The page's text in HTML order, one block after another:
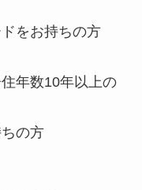
をお持ちの方
年数10年以上の
の方